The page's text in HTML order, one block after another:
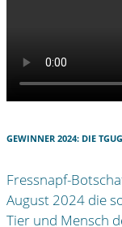
GEWINNER 2024: DIE
Fressnapf-
August 2024 die
Tier und Mensch